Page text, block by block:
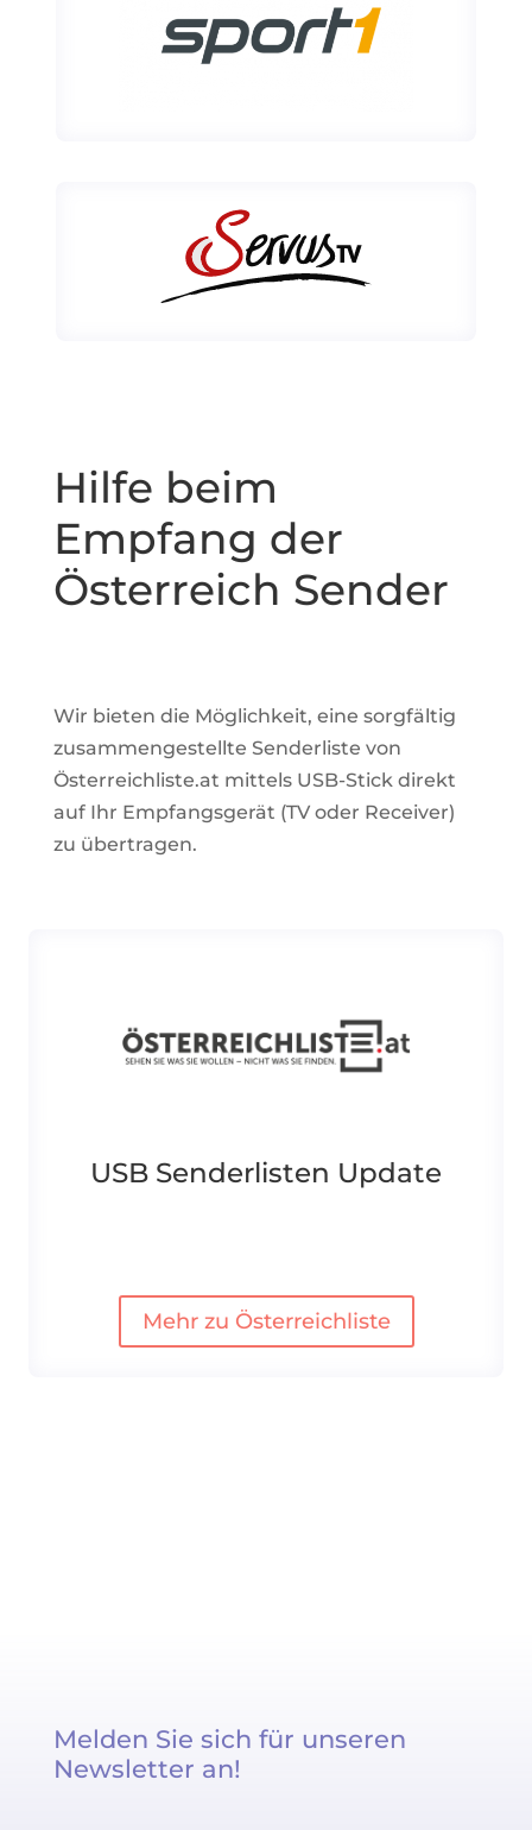
Hilfe beim
Empfang der
Österreich Sender
Wir bieten die Möglichkeit, eine sorgfältig
zusammengestellte Senderliste von
Österreichliste.at mittels USB-Stick direkt
auf Ihr Empfangsgerät (TV oder Receiver)
zu übertragen.
USB Senderlisten Update
Mehr zu Österreichliste
Melden Sie sich für unseren
Newsletter an!